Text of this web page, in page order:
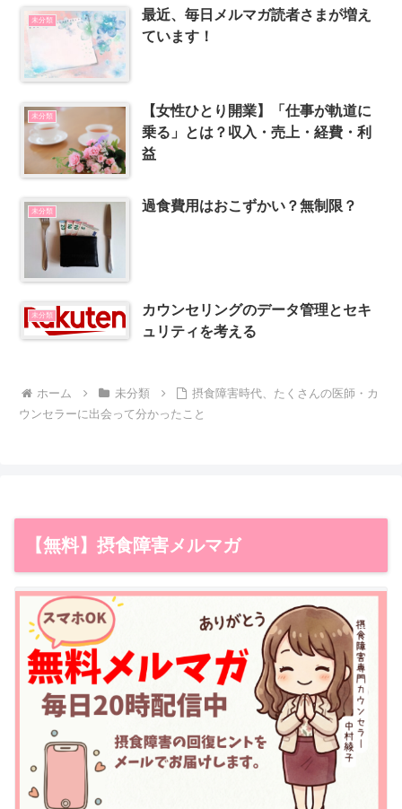
未分類
最近、毎日メルマガ読者さまが増え
ています！
未分類
【女性ひとり開業】「仕事が軌道に
乗る」とは？収入・売上・経費・利
益
未分類 過食費用はおこずかい？無制限？
未分類
カウンセリングのデータ管理とセキ
ュリティを考える
ホーム 未分類
摂食障害時代、たくさんの医師・カ
ウンセラーに出会って分かったこと
【無料】摂食障害メルマガ